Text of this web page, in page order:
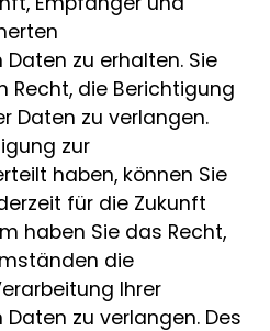
zu erhalten. Sie
Recht, die Berichtigung
Daten zu verlangen.
zur
haben, können Sie
für die Zukunft
haben Sie das Recht,
die
Ihrer
zu verlangen. Des